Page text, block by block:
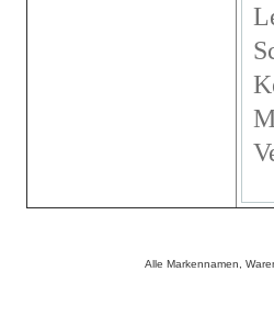
Alle Markennamen,